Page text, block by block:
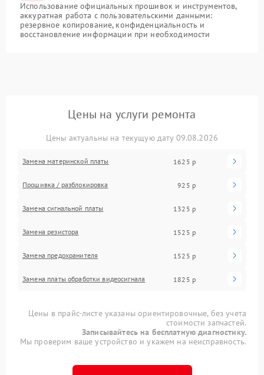
Использование официальных прошивок и инструментов,
аккуратная работа с пользовательскими данными:
резервное копирование, конфиденциальность и
восстановление информации при необходимости
Цены на услуги ремонта
Цены актуальны на текущую дату 09.08.2026
Замена материнской платы 1625 р
Прошивка / разблокировка 925 р
Замена сигнальной платы 1325 р
Замена резистора 1525 р
Замена предохранителя 1525 р
Замена платы обработки видеосигнала 1825 р
Цены в прайс-листе указаны ориентировочные, без учета
стоимости запчастей.
Записывайтесь на бесплатную диагностику.
Мы проверим ваше устройство и укажем на неисправность.